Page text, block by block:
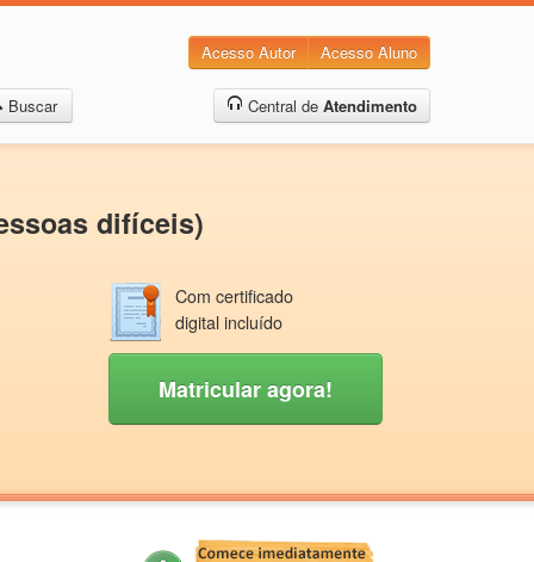
Acesso Autor Acesso Aluno
Buscar Central de Atendimento
difíceis)
Com certificado
digital incluído
Matricular agora!